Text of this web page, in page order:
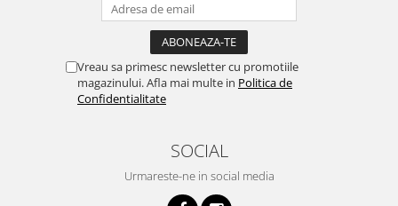
Vreau sa primesc newsletter cu promotiile
magazinului. Afla mai multe in Politica de
Confidentialitate
SOCIAL
Urmareste-ne in social media